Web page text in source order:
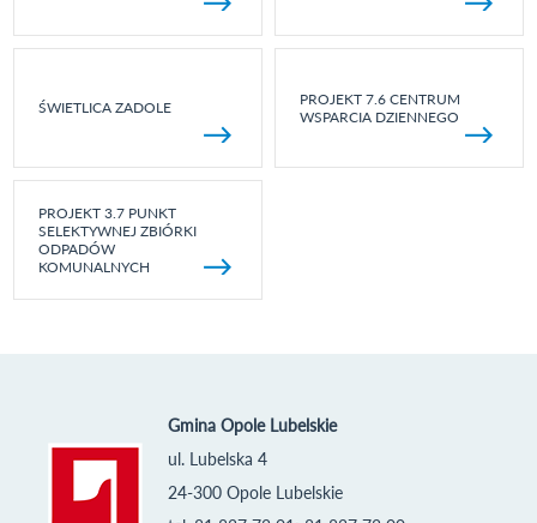
ŚWIETLICA ZADOLE
PROJEKT 7.6 CENTRUM
WSPARCIA DZIENNEGO
PROJEKT 3.7 PUNKT
SELEKTYWNEJ ZBIÓRKI
ODPADÓW
KOMUNALNYCH
Gmina Opole Lubelskie
ul. Lubelska 4
24-300 Opole Lubelskie